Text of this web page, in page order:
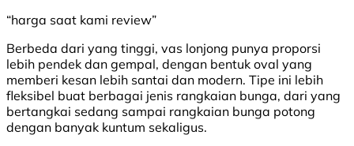
“harga saat kami review”
Berbeda dari yang tinggi, vas lonjong punya proporsi
lebih pendek dan gempal, dengan bentuk oval yang
memberi kesan lebih santai dan modern. Tipe ini lebih
fleksibel buat berbagai jenis rangkaian bunga, dari yang
bertangkai sedang sampai rangkaian bunga potong
dengan banyak kuntum sekaligus.